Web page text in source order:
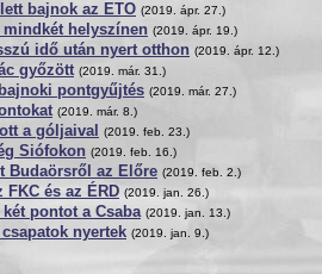
bajnok az ETO (2019. ápr. 27.)
mindkét helyszínen (2019. ápr. 19.)
idő után nyert otthon (2019. ápr. 12.)
győzött (2019. már. 31.)
pontgyűjtés (2019. már. 27.)
(2019. már. 8.)
a góljaival (2019. feb. 23.)
Siófokon (2019. feb. 16.)
Budaörsről az Előre (2019. feb. 2.)
FKC és az ÉRD (2019. jan. 26.)
két pontot a Csaba (2019. jan. 13.)
nyertek (2019. jan. 9.)